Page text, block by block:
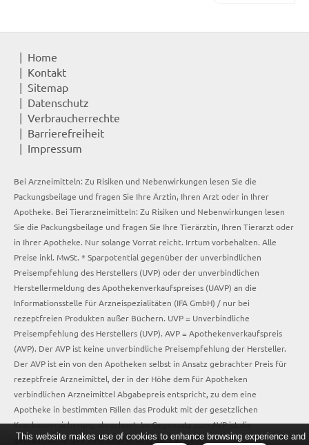
Home
Kontakt
Sitemap
Datenschutz
Verbraucherrechte
Barrierefreiheit
Impressum
Bei Arzneimitteln: Zu Risiken und Nebenwirkungen lesen Sie die
Packungsbeilage und fragen Sie Ihre Ärztin, Ihren Arzt oder in Ihrer
Apotheke. Bei Tierarzneimitteln: Zu Risiken und Nebenwirkungen lesen
Sie die Packungsbeilage und fragen Sie Ihre Tierärztin, Ihren Tierarzt oder
in Ihrer Apotheke. Nur solange Vorrat reicht. Irrtum vorbehalten. Alle
Preise inkl. MwSt. * Sparpotential gegenüber der unverbindlichen
Preisempfehlung des Herstellers (UVP) oder der unverbindlichen
Herstellermeldung des Apothekenverkaufspreises (UAVP) an die
Informationsstelle für Arzneispezialitäten (IFA GmbH) / nur bei
rezeptfreien Produkten außer Büchern. UVP = Unverbindliche
Preisempfehlung des Herstellers (UVP). AVP = Apothekenverkaufspreis
(AVP). Der AVP ist keine unverbindliche Preisempfehlung der Hersteller.
Der AVP ist ein von den Apotheken selbst in Ansatz gebrachter Preis für
rezeptfreie Arzneimittel, der in der Höhe dem für Apotheken
verbindlichen Arzneimittel Abgabepreis entspricht, zu dem eine
Apotheke in bestimmten Fällen das Produkt mit der gesetzlichen
Krankenversicherung abrechnet. Im Gegensatz zum AVP ist die
gebräuchliche UVP eine Empfehlung der Hersteller.
This website makes use of cookies to enhance browsing experience and